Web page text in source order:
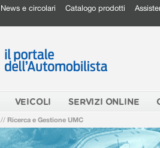
News e circolari Catalogo prodotti
VEICOLI SERVIZI ONLINE
// Ricerca e Gestione UMC